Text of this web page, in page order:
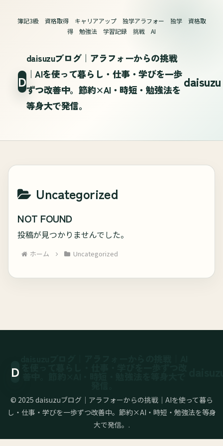
簿記3級 資格取得 キャリアアップ 独学アラフォー 独学 資格取
得 勉強法 学習記録 挑戦 AI
daisuzuブログ｜アラフォーからの挑戦
｜AIを使って暮らし・仕事・学びを一歩
ずつ改善中。節約×AI・時短・勉強法を
等身大で発信。
Uncategorized
NOT FOUND
投稿が見つかりませんでした。
ホーム Uncategorized
© 2025 daisuzuブログ｜アラフォーからの挑戦｜AIを使って暮ら
し・仕事・学びを一歩ずつ改善中。節約×AI・時短・勉強法を等身
大で発信。.